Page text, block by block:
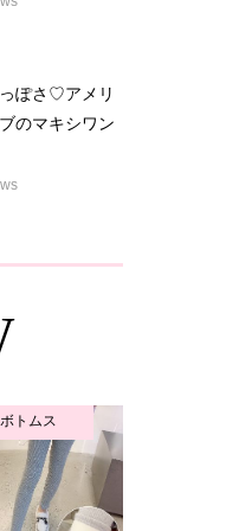
ぽさ♡アメリ
のマキシワン
ボトムス